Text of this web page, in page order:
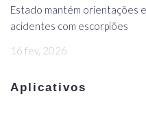
Estado mantém orientações
acidentes com escorpiões
16 fev, 2026
Aplicativos